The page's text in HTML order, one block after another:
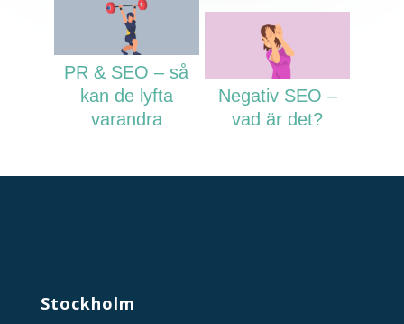
PR & SEO – så
kan de lyfta
varandra
Negativ SEO –
vad är det?
Stockholm